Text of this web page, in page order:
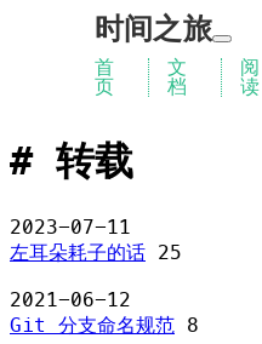
时间之旅
首
页
文
档
阅
读
转载
2023-07-11
左耳朵耗子的话 25
2021-06-12
Git 分支命名规范 8